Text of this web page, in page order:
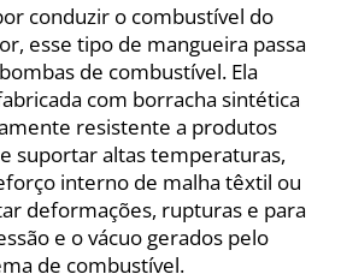
conduzir o combustível do
esse tipo de mangueira passa
de combustível. Ela
com borracha sintética
resistente a produtos
suportar altas temperaturas,
interno de malha têxtil ou
deformações, rupturas e para
e o vácuo gerados pelo
de combustível.